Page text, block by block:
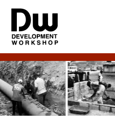
Skip
main
content
Skip
primary
sidebar
DW
Angola
Development
Workshop
Angola